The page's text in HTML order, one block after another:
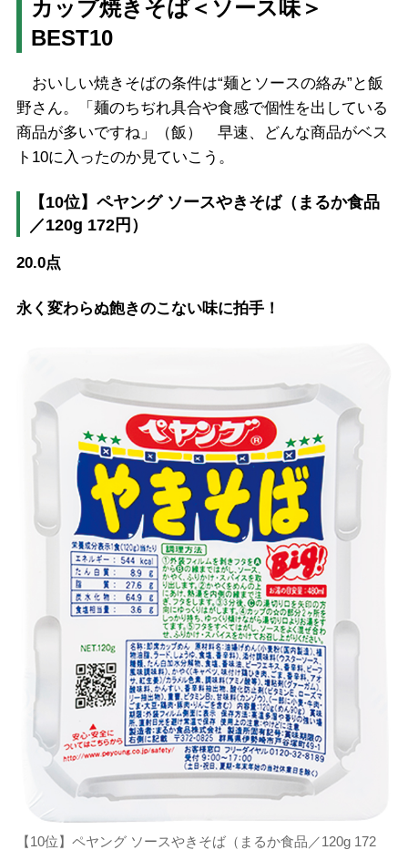
カップ焼きそば＜ソース味＞
BEST10
おいしい焼きそばの条件は“麺とソースの絡み”と飯
野さん。「麺のちぢれ具合や食感で個性を出している
商品が多いですね」（飯） 早速、どんな商品がベス
ト10に入ったのか見ていこう。
【10位】ペヤング ソースやきそば（まるか食品
／120g 172円）
20.0点
永く変わらぬ飽きのこない味に拍手！
【10位】ペヤング ソースやきそば（まるか食品／120g 172